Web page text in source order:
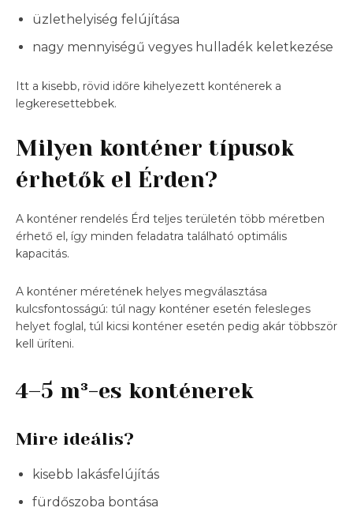
üzlethelyiség felújítása
nagy mennyiségű vegyes hulladék keletkezése
Itt a kisebb, rövid időre kihelyezett konténerek a
legkeresettebbek.
Milyen konténer típusok
érhetők el Érden?
A konténer rendelés Érd teljes területén több méretben
érhető el, így minden feladatra található optimális
kapacitás.
A konténer méretének helyes megválasztása
kulcsfontosságú: túl nagy konténer esetén felesleges
helyet foglal, túl kicsi konténer esetén pedig akár többször
kell üríteni.
4–5 m³-es konténerek
Mire ideális?
kisebb lakásfelújítás
fürdőszoba bontása